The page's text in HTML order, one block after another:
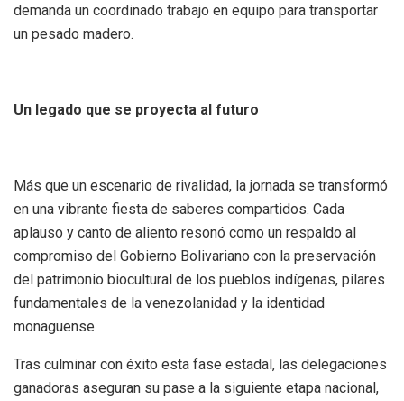
demanda un coordinado trabajo en equipo para transportar
un pesado madero.
​Un legado que se proyecta al futuro
​Más que un escenario de rivalidad, la jornada se transformó
en una vibrante fiesta de saberes compartidos. Cada
aplauso y canto de aliento resonó como un respaldo al
compromiso del Gobierno Bolivariano con la preservación
del patrimonio biocultural de los pueblos indígenas, pilares
fundamentales de la venezolanidad y la identidad
monaguense.
​Tras culminar con éxito esta fase estadal, las delegaciones
ganadoras aseguran su pase a la siguiente etapa nacional,